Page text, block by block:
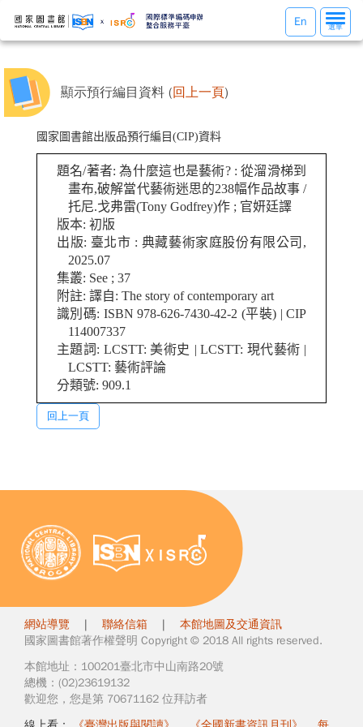
選
單
選單
En
顯示預行編目資料 (回上一頁)
國家圖書館出版品預行編目(CIP)資料
題名/著者: 為什麼這也是藝術? : 從溜滑梯到
畫布,破解當代藝術迷思的238幅作品故事 /
托尼.戈弗雷(Tony Godfrey)作 ; 官妍廷譯
版本: 初版
出版: 臺北市 : 典藏藝術家庭股份有限公司,
2025.07
集叢: See ; 37
附註: 譯自: The story of contemporary art
識別碼: ISBN 978-626-7430-42-2 (平裝) | CIP
114007337
主題詞: LCSTT: 美術史 | LCSTT: 現代藝術 |
LCSTT: 藝術評論
分類號: 909.1
回上一頁
網站導覽 | 聯絡信箱 | 本館地圖及交通資訊
國家圖書館著作權聲明 Copyright © 2018 All rights reserved.
本館地址：100201臺北市中山南路20號
總機：(02)23619132
歡迎您，您是第 70671162 位拜訪者